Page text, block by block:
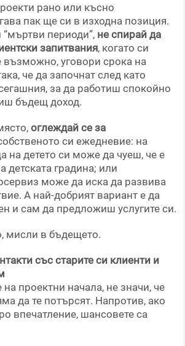
рано или късно
пак ще си в изходна позиция.
периоди”, не спирай да
запитвания, когато си
възможно, уговори срока на
че да започнат след като
за да работиш спокойно
бъдещ доход.
оглеждай се за
си ежедневие: на
на детето си може да чуеш, че е
детската градина; или
може да иска да развива
А най-добрият вариант е да
и сам да предложиш услугите си.
мисли в бъдещето.
със старите си клиенти и
на проектни начала, не значи, че
да те потърсят. Напротив, ако
впечатление, шансовете са